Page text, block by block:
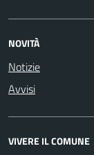
NOVITÀ
Notizie
Avvisi
VIVERE IL COMUNE